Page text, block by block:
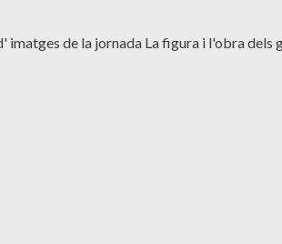
imatges de la jornada La figura i l'obra dels